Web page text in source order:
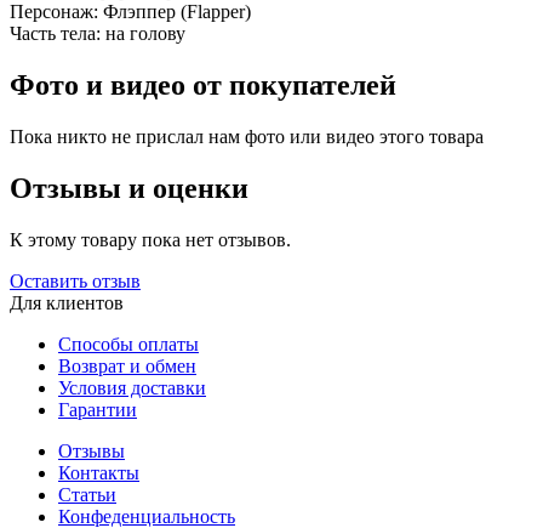
Персонаж: Флэппер (Flapper)
Часть тела: на голову
Фото и видео от покупателей
Пока никто не прислал нам фото или видео этого товара
Отзывы и оценки
К этому товару пока нет отзывов.
Оставить отзыв
Для клиентов
Способы оплаты
Возврат и обмен
Условия доставки
Гарантии
Отзывы
Контакты
Статьи
Конфеденциальность